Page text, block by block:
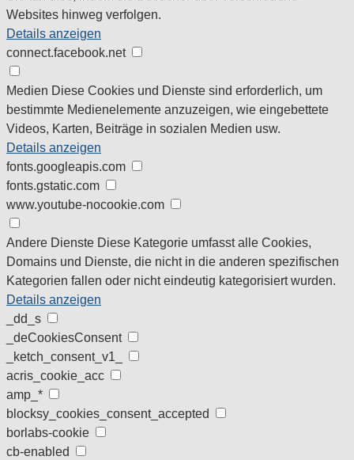
Websites hinweg verfolgen.
Details anzeigen
connect.facebook.net
Medien Diese Cookies und Dienste sind erforderlich, um
bestimmte Medienelemente anzuzeigen, wie eingebettete
Videos, Karten, Beiträge in sozialen Medien usw.
Details anzeigen
fonts.googleapis.com
fonts.gstatic.com
www.youtube-nocookie.com
Andere Dienste Diese Kategorie umfasst alle Cookies,
Domains und Dienste, die nicht in die anderen spezifischen
Kategorien fallen oder nicht eindeutig kategorisiert wurden.
Details anzeigen
_dd_s
_deCookiesConsent
_ketch_consent_v1_
acris_cookie_acc
amp_*
blocksy_cookies_consent_accepted
borlabs-cookie
cb-enabled